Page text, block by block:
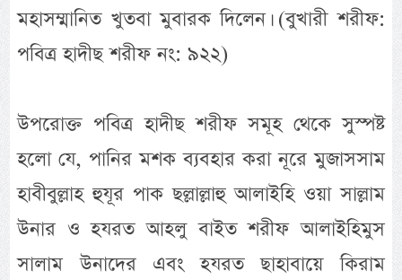
মহাসম্মানিত খুতবা মুবারক দিলেন। (বুখারী শরীফ:
পবিত্র হাদীছ শরীফ নং: ৯২২)
উপরোক্ত পবিত্র হাদীছ শরীফ সমূহ থেকে সুস্পষ্ট
হলো যে, পানির মশক ব্যবহার করা নূরে মুজাসসাম
হাবীবুল্লাহ হুযূর পাক ছল্লাল্লাহু আলাইহি ওয়া সাল্লাম
উনার ও হযরত আহলু বাইত শরীফ আলাইহিমুস
সালাম উনাদের এবং হযরত ছাহাবায়ে কিরাম